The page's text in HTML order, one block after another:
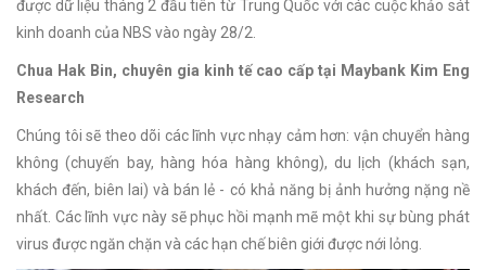
được dữ liệu tháng 2 đầu tiên từ Trung Quốc với các cuộc khảo sát
kinh doanh của NBS vào ngày 28/2.
Chua Hak Bin, chuyên gia kinh tế cao cấp tại Maybank Kim Eng
Research
Chúng tôi sẽ theo dõi các lĩnh vực nhạy cảm hơn: vận chuyển hàng
không (chuyến bay, hàng hóa hàng không), du lịch (khách sạn,
khách đến, biên lai) và bán lẻ - có khả năng bị ảnh hưởng nặng nề
nhất. Các lĩnh vực này sẽ phục hồi mạnh mẽ một khi sự bùng phát
virus được ngăn chặn và các hạn chế biên giới được nới lỏng.